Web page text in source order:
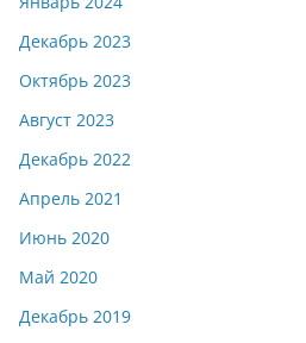
Декабрь 2023
Октябрь 2023
Август 2023
Декабрь 2022
Апрель 2021
Июнь 2020
Май 2020
Декабрь 2019